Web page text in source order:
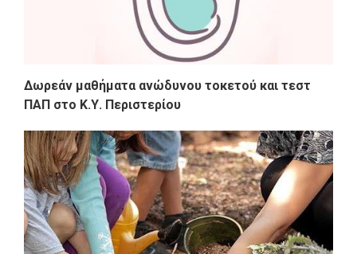
Δωρεάν μαθήματα ανώδυνου τοκετού και τεστ
ΠΑΠ στο Κ.Υ. Περιστερίου